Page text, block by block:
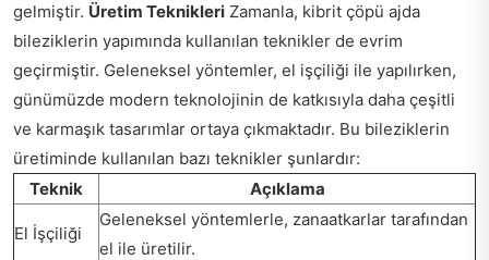
gelmiştir. Üretim Teknikleri Zamanla, kibrit çöpü ajda
bileziklerin yapımında kullanılan teknikler de evrim
geçirmiştir. Geleneksel yöntemler, el işçiliği ile yapılırken,
günümüzde modern teknolojinin de katkısıyla daha çeşitli
ve karmaşık tasarımlar ortaya çıkmaktadır. Bu bileziklerin
üretiminde kullanılan bazı teknikler şunlardır:
Teknik
Açıklama
El İşçiliği
Geleneksel yöntemlerle, zanaatkarlar tarafından
el ile üretilir.